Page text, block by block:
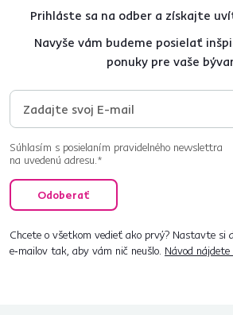
Prihláste sa na odber a získajte
Navyše vám budeme posielať
ponuky pre vaše
Súhlasím s posielaním pravidelného newslettra
na uvedenú adresu.*
Odoberať
Chcete o všetkom vedieť ako prvý? Nastavte si
e‑mailov tak, aby vám nič neušlo. Návod